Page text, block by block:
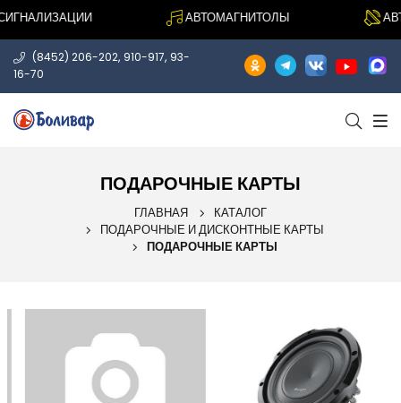
АВТОМАГНИТОЛЫ
(8452) 206-202, 910-917, 93-
16-70
ПОДАРОЧНЫЕ КАРТЫ
ГЛАВНАЯ
КАТАЛОГ
ПОДАРОЧНЫЕ И ДИСКОНТНЫЕ КАРТЫ
ПОДАРОЧНЫЕ КАРТЫ